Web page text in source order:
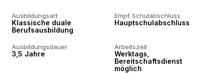
Ausbildungsart
Klassische duale
Berufsausbildung
Empf. Schulabschluss
Hauptschulabschluss
Ausbildungsdauer
3,5 Jahre
Arbeitszeit
Werktags,
Bereitschaftsdienst
möglich